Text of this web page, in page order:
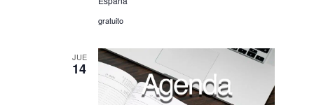
gratuito
JUE
14